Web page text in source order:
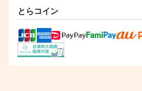
とらコイン